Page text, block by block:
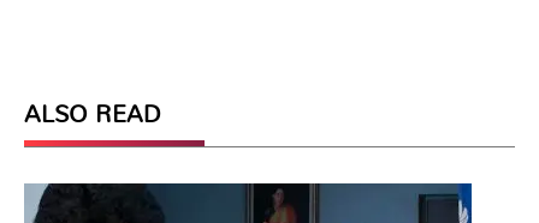
ALSO READ